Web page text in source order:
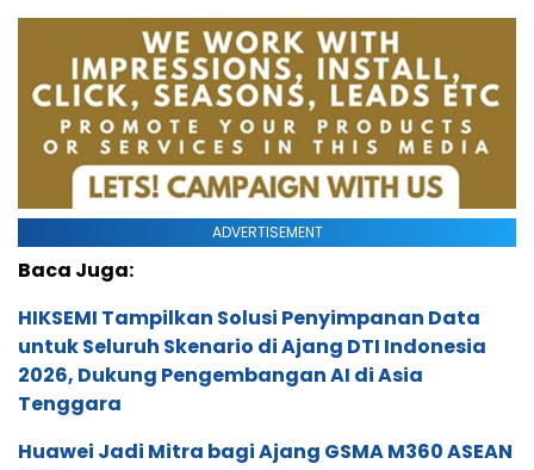
ADVERTISEMENT
Baca Juga:
HIKSEMI Tampilkan Solusi Penyimpanan Data
untuk Seluruh Skenario di Ajang DTI Indonesia
2026, Dukung Pengembangan AI di Asia
Tenggara
Huawei Jadi Mitra bagi Ajang GSMA M360 ASEAN